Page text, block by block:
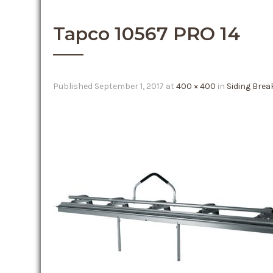
Tapco 10567 PRO 14
Published September 1, 2017 at 400 × 400 in Siding